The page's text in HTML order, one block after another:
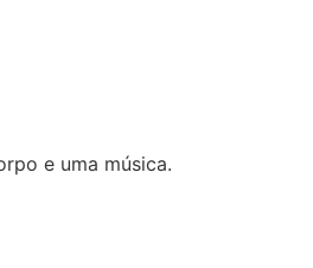
e uma música.